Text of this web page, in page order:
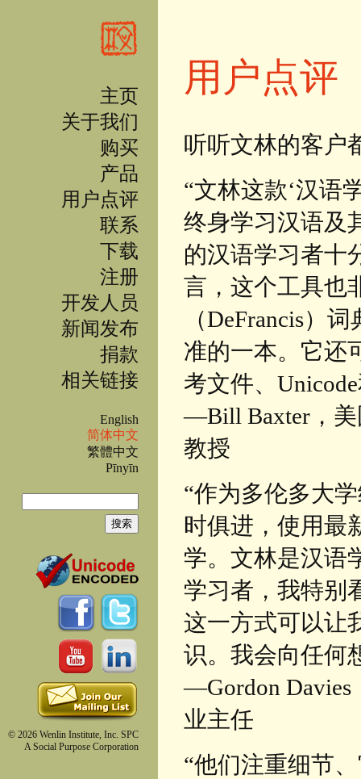
主页
关于我们
购买
产品
用户点评
联系
下载
注册
开发人员
新闻发布
捐款
相关链接
English
简体中文
繁體中文
Pīnyīn
搜索表单
搜索
© 2026 Wenlin Institute, Inc. SPC
A Social Purpose Corporation
用户点评
听听文林的客户
“文林这款‘汉语
终身学习汉语及
的汉语学习者十
言，这个工具也
（DeFrancis）
准的一本。它还
考文件、
—Bill Baxter，美
教授
“作为多伦多大
时俱进，使用最
学。文林是汉语
学习者，我特别
这一方式可以让
识。我会向任何
—Gordon Davies
业主任
“他们注重细节